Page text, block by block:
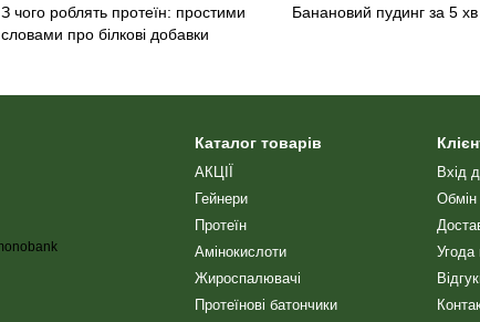
З чого роблять протеїн: простими
словами про білкові добавки
Банановий пудинг за 5 хв
Каталог товарів
АКЦІЇ
Гейнери
Протеїн
Амінокислоти
Жироспалювачі
Протеїнові батончики
Вхід
Обмін
Угода